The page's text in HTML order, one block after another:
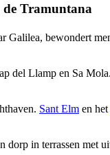
de Tramuntana
Galilea, bewondert
del Llamp en Sa Mola.
Sant Elm en het
dorp in terrassen met